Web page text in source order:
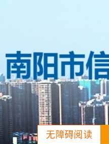
无障碍阅读